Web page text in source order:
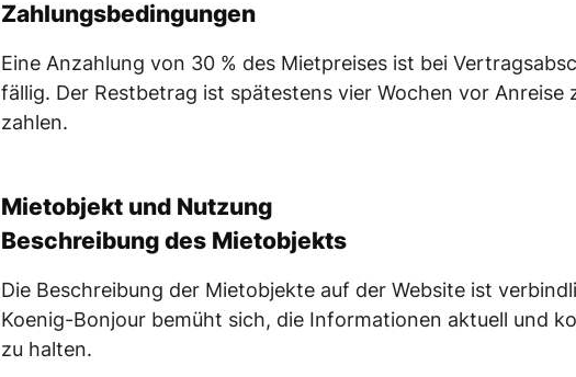
Zahlungsbedingungen
Eine Anzahlung von 30 % des Mietpreises ist bei
fällig. Der Restbetrag ist spätestens vier Wochen vor Anreise
zahlen.
Mietobjekt und Nutzung
Beschreibung des Mietobjekts
Die Beschreibung der Mietobjekte auf der Website ist
Koenig-Bonjour bemüht sich, die Informationen aktuell und
zu halten.